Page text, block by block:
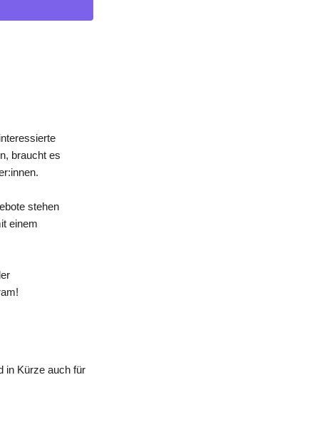
braucht es
stehen
einem
in Kürze auch für